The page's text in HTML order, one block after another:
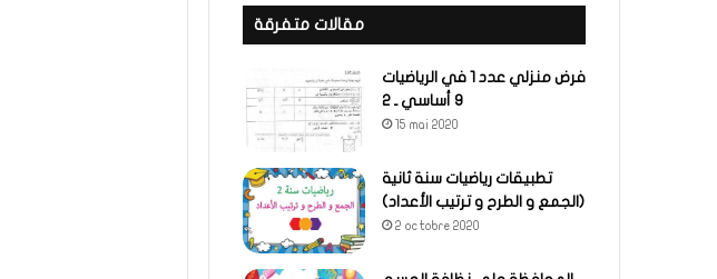
مقالات متفرقة
فرض منزلي عدد 1 في الرياضيات
9 أساسي ـ 2
15 mai 2020
تطبيقات رياضيات سنة ثانية
(الجمع و الطرح و ترتيب الأعداد)
2 octobre 2020